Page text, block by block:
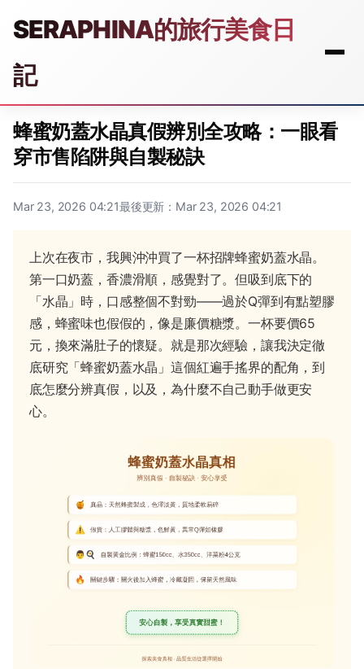
SERAPHINA的旅行美食日
記
蜂蜜奶蓋水晶真假辨別全攻略：一眼看
穿市售陷阱與自製秘訣
Mar 23, 2026 04:21最後更新：Mar 23, 2026 04:21
上次在夜市，我興沖沖買了一杯招牌蜂蜜奶蓋水晶。
第一口奶蓋，香濃滑順，感覺對了。但吸到底下的
「水晶」時，口感整個不對勁——過於Q彈到有點塑膠
感，蜂蜜味也假假的，像是廉價糖漿。一杯要價65
元，換來滿肚子的懷疑。就是那次經驗，讓我決定徹
底研究「蜂蜜奶蓋水晶」這個紅遍手搖界的配角，到
底怎麼分辨真假，以及，為什麼不自己動手做更安
心。